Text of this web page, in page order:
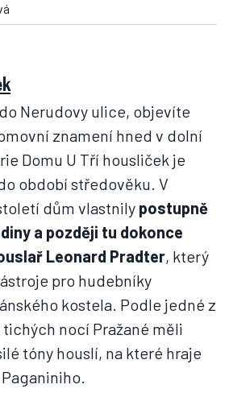
Nerudovy ulice, objevíte
znamení hned v dolní
Domu U Tří housliček je
období středověku. V
dům vlastnily postupně
a později tu dokonce
Leonard Pradter, který
pro hudebníky
kostela. Podle jedné z
nocí Pražané měli
tóny houslí, na které hraje